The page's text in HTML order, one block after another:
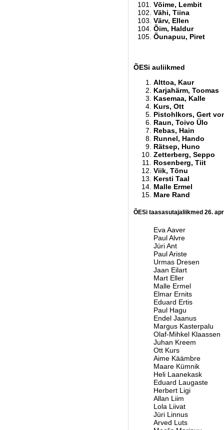
Võime, Lembit
Vähi, Tiina
Värv, Ellen
Õim, Haldur
Õunapuu, Piret
ÕESi auliikmed
Alttoa, Kaur
Karjahärm, Toomas
Kasemaa, Kalle
Kurs, Ott
Pistohlkors, Gert
Raun, Toivo Ülo
Rebas, Hain
Runnel, Hando
Rätsep, Huno
Zetterberg, Seppo
Rosenberg, Tiit
Viik, Tõnu
Kersti Taal
Malle Ermel
Mare Rand
ÕESi taasasutajaliikmed 26.
Eva Aaver
Paul Alvre
Jüri Ant
Paul Ariste
Urmas Dresen
Jaan Eilart
Mart Eller
Malle Ermel
Elmar Ernits
Eduard Ertis
Paul Hagu
Endel Jaanus
Margus Kasterpalu
Olaf-Mihkel Klaassen
Juhan Kreem
Ott Kurs
Aime Käämbre
Maare Kümnik
Heli Laanekask
Eduard Laugaste
Herbert Ligi
Allan Liim
Lola Liivat
Jüri Linnus
Arved Luts